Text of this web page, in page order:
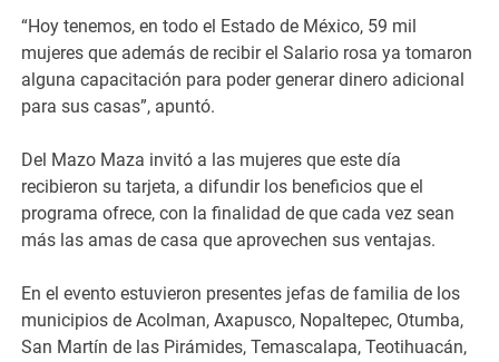
“Hoy tenemos, en todo el Estado de México, 59 mil
mujeres que además de recibir el Salario rosa ya tomaron
alguna capacitación para poder generar dinero adicional
para sus casas”, apuntó.
Del Mazo Maza invitó a las mujeres que este día
recibieron su tarjeta, a difundir los beneficios que el
programa ofrece, con la finalidad de que cada vez sean
más las amas de casa que aprovechen sus ventajas.
En el evento estuvieron presentes jefas de familia de los
municipios de Acolman, Axapusco, Nopaltepec, Otumba,
San Martín de las Pirámides, Temascalapa, Teotihuacán,